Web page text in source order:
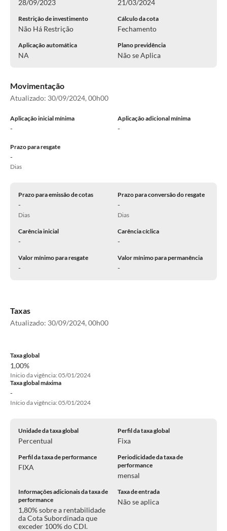
28/09/2023 21/03/2024
Restrição de investimento
Não Há Restrição
Cálculo da cota
Fechamento
Aplicação automática
NA
Plano previdência
Não se Aplica
Movimentação
Atualizado: 30/09/2024, 00h00
Aplicação inicial mínima
-
Aplicação adicional mínima
-
Prazo para resgate
-
Dias
Prazo para emissão de cotas
-
Dias
Prazo para conversão do resgate
-
Dias
Carência inicial
-
Carência cíclica
-
Valor mínimo para resgate
-
Valor mínimo para permanência
-
Taxas
Atualizado: 30/09/2024, 00h00
Taxa global
1,00%
Inicio da vigência: 05/01/2024
Taxa global máxima
-
Início da vigência: 05/01/2024
Unidade da taxa global
Percentual
Perfil da taxa global
Fixa
Perfil da taxa de performance
FIXA
Periodicidade da taxa de
performance
mensal
Informações adicionais da taxa de
performance
1,80% sobre a rentabilidade
da Cota Subordinada que
exceder 100% do CDI.
Taxa de entrada
Não se aplica